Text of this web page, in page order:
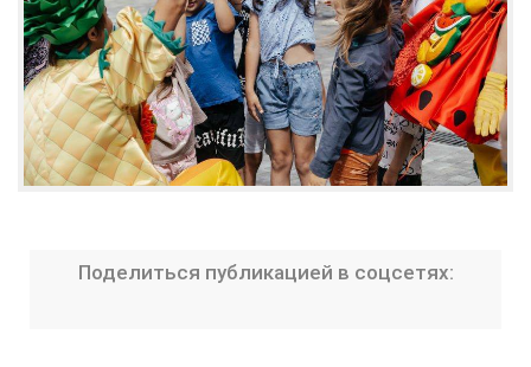
Поделиться публикацией в соцсетях: